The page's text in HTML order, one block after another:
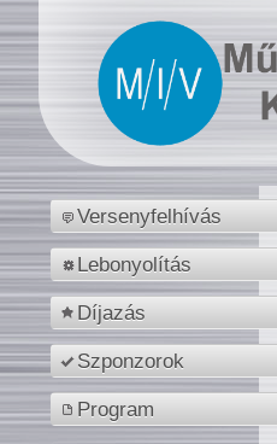
Versenyfelhívás
Lebonyolítás
Díjazás
Szponzorok
Program